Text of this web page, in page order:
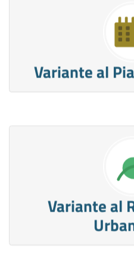
Variante al
Variante al